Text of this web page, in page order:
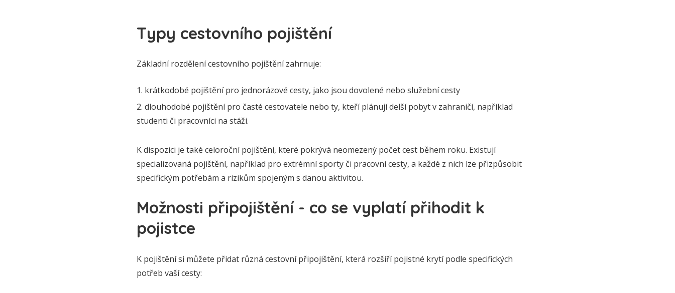
Typy cestovního pojištění
Základní rozdělení cestovního pojištění zahrnuje:
krátkodobé pojištění pro jednorázové cesty, jako jsou dovolené nebo služební cesty
dlouhodobé pojištění pro časté cestovatele nebo ty, kteří plánují delší pobyt v zahraničí, například
studenti či pracovníci na stáži.
K dispozici je také celoroční pojištění, které pokrývá neomezený počet cest během roku. Existují
specializovaná pojištění, například pro extrémní sporty či pracovní cesty, a každé z nich lze přizpůsobit
specifickým potřebám a rizikům spojeným s danou aktivitou.
Možnosti připojištění - co se vyplatí přihodit k
pojistce
K pojištění si můžete přidat různá cestovní připojištění, která rozšíří pojistné krytí podle specifických
potřeb vaší cesty: